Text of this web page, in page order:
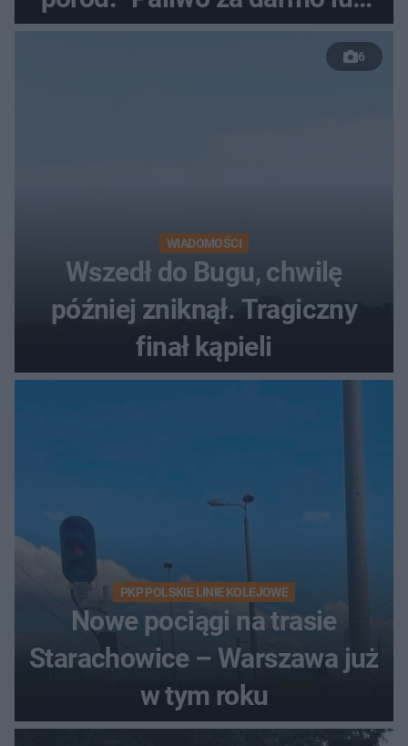
50 %!"
6
WIADOMOŚCI
Wszedł do Bugu, chwilę
później zniknął. Tragiczny
finał kąpieli
PKP POLSKIE LINIE KOLEJOWE
Nowe pociągi na trasie
Starachowice – Warszawa już
w tym roku